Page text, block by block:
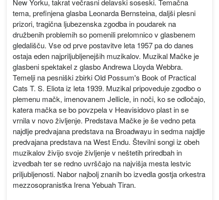
New Yorku, takrat večrasni delavski soseski. Temačna
tema, prefinjena glasba Leonarda Bernsteina, daljši plesni
prizori, tragična ljubezenska zgodba in poudarek na
družbenih problemih so pomenili prelomnico v glasbenem
gledališču. Vse od prve postavitve leta 1957 pa do danes
ostaja eden najpriljubljenejših muzikalov. Muzikal Mačke je
glasbeni spektakel z glasbo Andrewa Lloyda Webbra.
Temelji na pesniški zbirki Old Possum's Book of Practical
Cats T. S. Eliota iz leta 1939. Muzikal pripoveduje zgodbo o
plemenu mačk, imenovanem Jellicle, in noči, ko se odločajo,
katera mačka se bo povzpela v Heavisidovo plast in se
vrnila v novo življenje. Predstava Mačke je še vedno peta
najdlje predvajana predstava na Broadwayu in sedma najdlje
predvajana predstava na West Endu. Številni songi iz obeh
muzikalov živijo svoje življenje v neštetih priredbah in
izvedbah ter se redno uvrščajo na najvišja mesta lestvic
priljubljenosti. Nabor najbolj znanih bo izvedla gostja orkestra
mezzosopranistka Irena Yebuah Tiran.